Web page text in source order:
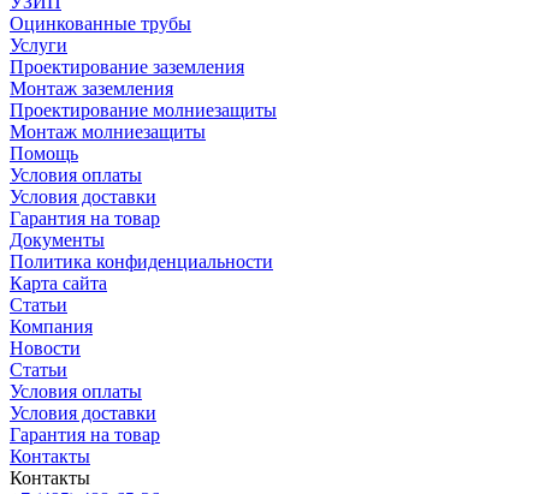
Оцинкованные трубы
Услуги
Проектирование заземления
Монтаж заземления
Проектирование молниезащиты
Монтаж молниезащиты
Помощь
Условия оплаты
Условия доставки
Гарантия на товар
Документы
Политика конфиденциальности
Карта сайта
Статьи
Компания
Новости
Статьи
Условия оплаты
Условия доставки
Гарантия на товар
Контакты
Контакты